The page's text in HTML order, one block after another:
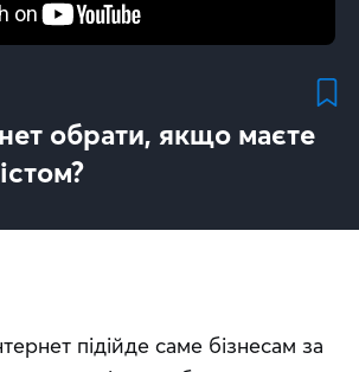
обрати, якщо маєте
підійде саме бізнесам за